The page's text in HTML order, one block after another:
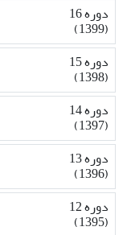
دوره 16
(1399)
دوره 15
(1398)
دوره 14
(1397)
دوره 13
(1396)
دوره 12
(1395)